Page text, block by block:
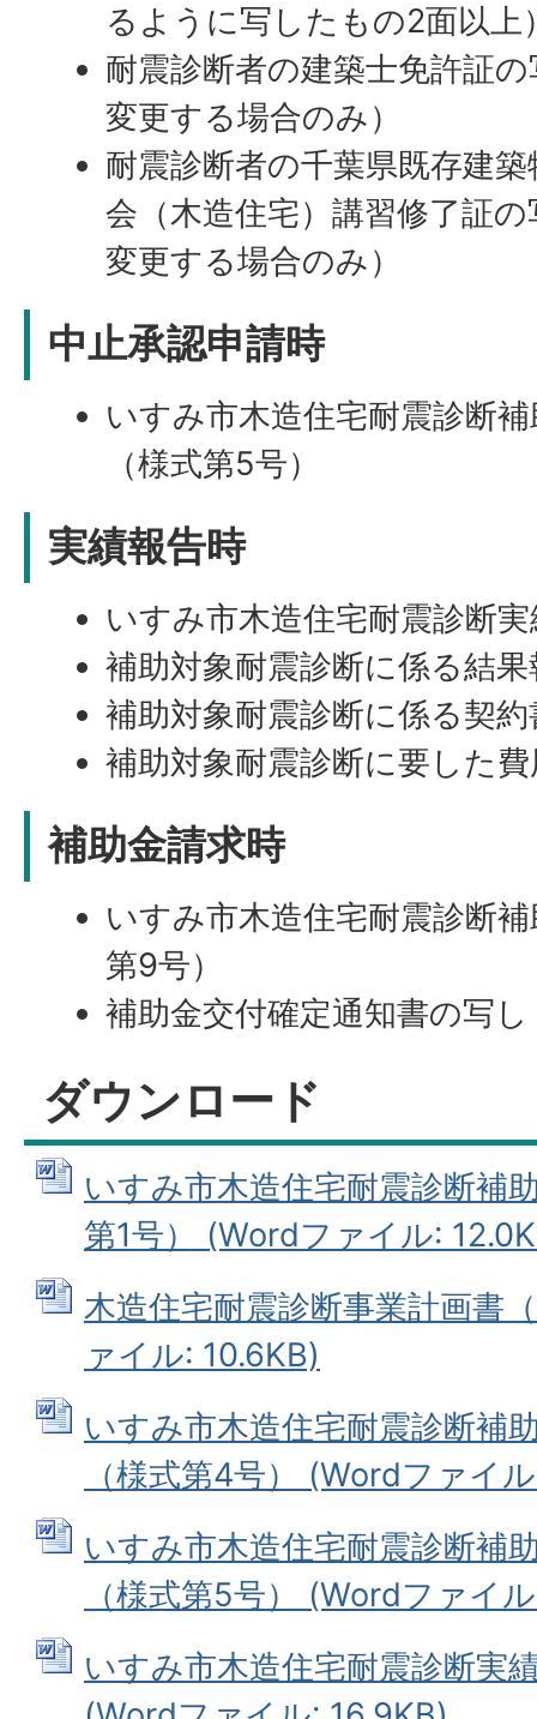
るように写したもの2面以上
耐震診断者の建築士免許証
変更する場合のみ）
耐震診断者の千葉県既存建
会（木造住宅）講習修了証
変更する場合のみ）
中止承認申請時
いすみ市木造住宅耐震診断
（様式第5号）
実績報告時
いすみ市木造住宅耐震診断
補助対象耐震診断に係る結
補助対象耐震診断に係る契
補助対象耐震診断に要した
補助金請求時
いすみ市木造住宅耐震診断
第9号）
補助金交付確定通知書の写し
ダウンロード
いすみ市木造住宅耐震診断補
第1号） (Wordファイル:
木造住宅耐震診断事業計画書
ァイル: 10.6KB)
いすみ市木造住宅耐震診断補
（様式第4号） (Wordファイ
いすみ市木造住宅耐震診断補
（様式第5号） (Wordファイ
いすみ市木造住宅耐震診断実